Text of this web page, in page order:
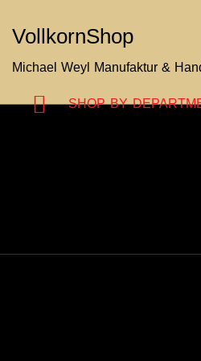
Inhalt
springen
VollkornShop
Michael Weyl Manufaktur &
SHOP BY